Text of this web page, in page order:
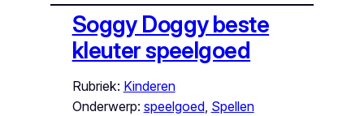
Soggy Doggy beste
kleuter speelgoed
Rubriek: Kinderen
Onderwerp: speelgoed, Spellen